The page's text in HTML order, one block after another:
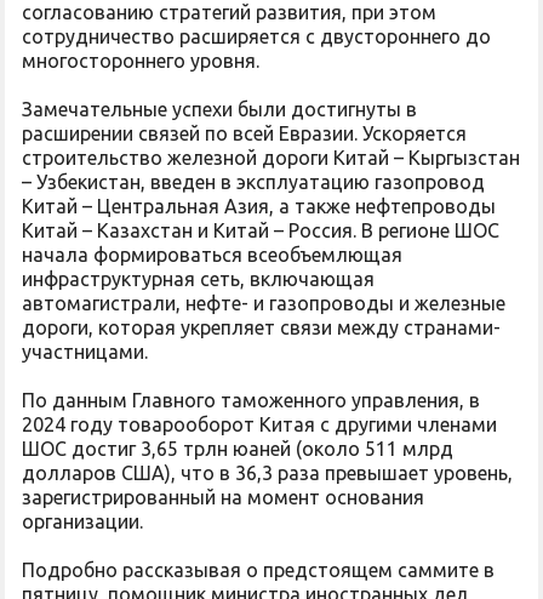
согласованию стратегий развития, при этом
сотрудничество расширяется с двустороннего до
многостороннего уровня.
Замечательные успехи были достигнуты в
расширении связей по всей Евразии. Ускоряется
строительство железной дороги Китай – Кыргызстан
– Узбекистан, введен в эксплуатацию газопровод
Китай – Центральная Азия, а также нефтепроводы
Китай – Казахстан и Китай – Россия. В регионе ШОС
начала формироваться всеобъемлющая
инфраструктурная сеть, включающая
автомагистрали, нефте- и газопроводы и железные
дороги, которая укрепляет связи между странами-
участницами.
По данным Главного таможенного управления, в
2024 году товарооборот Китая с другими членами
ШОС достиг 3,65 трлн юаней (около 511 млрд
долларов США), что в 36,3 раза превышает уровень,
зарегистрированный на момент основания
организации.
Подробно рассказывая о предстоящем саммите в
пятницу, помощник министра иностранных дел